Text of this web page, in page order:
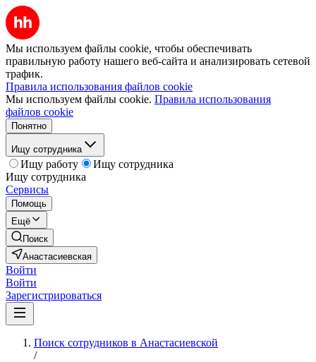
Мы используем файлы cookie, чтобы обеспечивать
правильную работу нашего веб-сайта и анализировать сетевой
трафик.
Правила использования файлов cookie
Мы используем файлы cookie. Правила использования
файлов cookie
Понятно
Ищу сотрудника
Ищу работу
Ищу сотрудника
Ищу сотрудника
Сервисы
Помощь
Ещё
Поиск
Анастасиевская
Войти
Войти
Зарегистрироваться
Поиск сотрудников в Анастасиевской
/